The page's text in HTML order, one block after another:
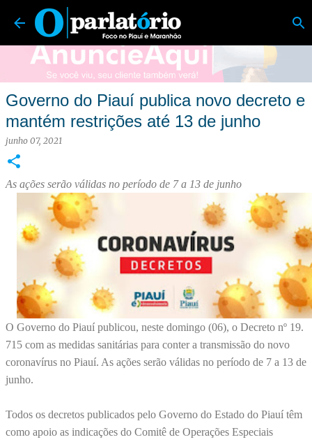
Pular para o conteúdo principal
O Parlatório | Foco no Piauí e Maranhão
Governo do Piauí publica novo decreto e
mantém restrições até 13 de junho
junho 07, 2021
As ações serão válidas no período de 7 a 13 de junho
O Governo do Piauí publicou, neste domingo (06), o Decreto nº 19.
715 com as medidas sanitárias para conter a transmissão do novo
coronavírus no Piauí. As ações serão válidas no período de 7 a 13 de
junho.
Todos os decretos publicados pelo Governo do Estado do Piauí têm
como apoio as indicações do Comitê de Operações Especiais